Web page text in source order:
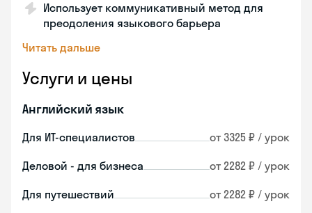
Использует коммуникативный метод для
преодоления языкового барьера
Читать дальше
Услуги и цены
Английский язык
Для ИТ-специалистов от 3325 ₽ / урок
Деловой - для бизнеса от 2282 ₽ / урок
Для путешествий от 2282 ₽ / урок